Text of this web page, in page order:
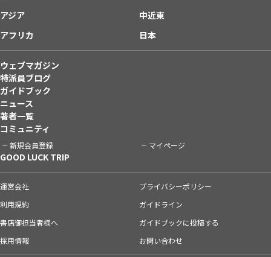
アジア
中近東
アフリカ
日本
ウェブマガジン
特派員ブログ
ガイドブック
ニュース
著者一覧
コミュニティ
新規会員登録 マイページ
GOOD LUCK TRIP
運営会社
プライバシーポリシー
利用規約
ガイドライン
書店御担当者様へ
ガイドブックに投稿する
採用情報
お問い合わせ